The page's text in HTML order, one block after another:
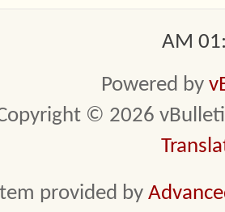
Powered by
© 2026
provided by